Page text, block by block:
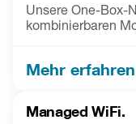
Unsere One-Box-
kombinierbaren
Mehr erfahren
Managed WiFi.